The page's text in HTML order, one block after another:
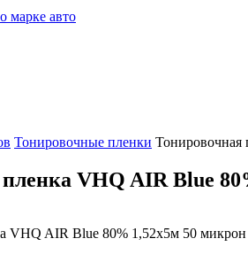
марке авто
Тонировочные пленки
VHQ AIR Blue